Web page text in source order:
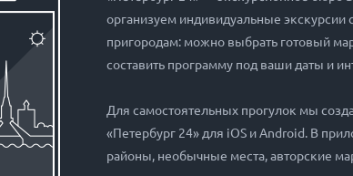
организуем индивидуальные экскурсии
пригородам: можно выбрать готовый
составить программу под ваши даты и
Для самостоятельных прогулок мы
«Петербург 24» для iOS и Android. В
районы, необычные места, авторские